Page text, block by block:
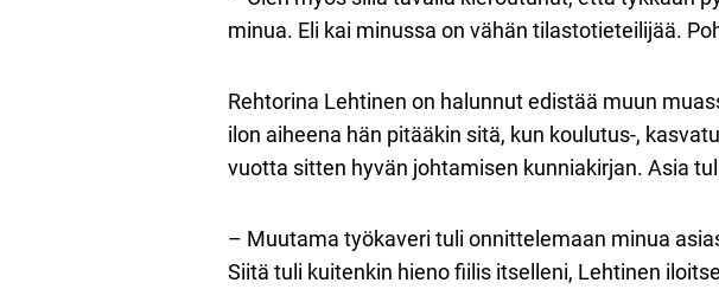
minua. Eli kai minussa on vähän tilastotieteilijää.
Rehtorina Lehtinen on halunnut edistää muun
ilon aiheena hän pitääkin sitä, kun koulutus-,
vuotta sitten hyvän johtamisen kunniakirjan. Asia
– Muutama työkaveri tuli onnittelemaan minua
Siitä tuli kuitenkin hieno fiilis itselleni, Lehtinen